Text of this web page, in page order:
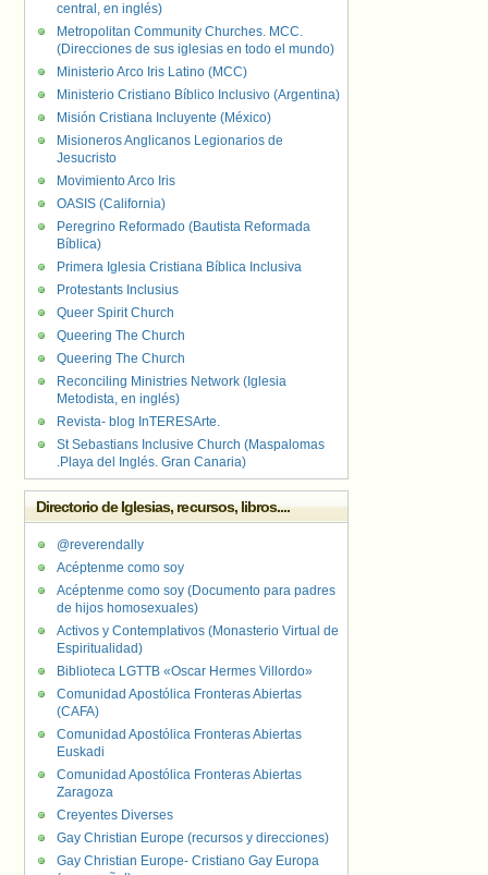
central, en inglés)
Metropolitan Community Churches. MCC.
(Direcciones de sus iglesias en todo el mundo)
Ministerio Arco Iris Latino (MCC)
Ministerio Cristiano Bíblico Inclusivo (Argentina)
Misión Cristiana Incluyente (México)
Misioneros Anglicanos Legionarios de
Jesucristo
Movimiento Arco Iris
OASIS (California)
Peregrino Reformado (Bautista Reformada
Bíblica)
Primera Iglesia Cristiana Bíblica Inclusiva
Protestants Inclusius
Queer Spirit Church
Queering The Church
Queering The Church
Reconciling Ministries Network (Iglesia
Metodista, en inglés)
Revista- blog InTERESArte.
St Sebastians Inclusive Church (Maspalomas
.Playa del Inglés. Gran Canaria)
Directorio de Iglesias, recursos, libros....
@reverendally
Acéptenme como soy
Acéptenme como soy (Documento para padres
de hijos homosexuales)
Activos y Contemplativos (Monasterio Virtual de
Espiritualidad)
Biblioteca LGTTB «Oscar Hermes Villordo»
Comunidad Apostólica Fronteras Abiertas
(CAFA)
Comunidad Apostólica Fronteras Abiertas
Euskadi
Comunidad Apostólica Fronteras Abiertas
Zaragoza
Creyentes Diverses
Gay Christian Europe (recursos y direcciones)
Gay Christian Europe- Cristiano Gay Europa